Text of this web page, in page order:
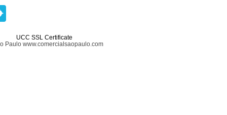
UCC SSL Certificate
Paulo www.comercialsaopaulo.com